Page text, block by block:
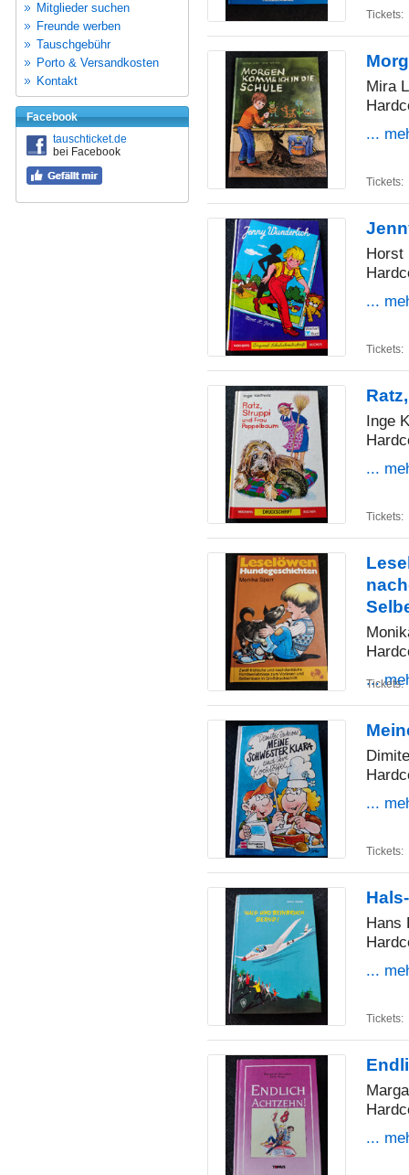
Mitglieder suchen
Freunde werben
Tauschgebühr
Porto & Versandkosten
Kontakt
Facebook
tauschticket.de
bei Facebook
Tickets:
Mira
...
Tickets:
Horst
...
Tickets:
Inge
...
Tickets:
...
Tickets:
...
Tickets:
Hans
...
Tickets:
...